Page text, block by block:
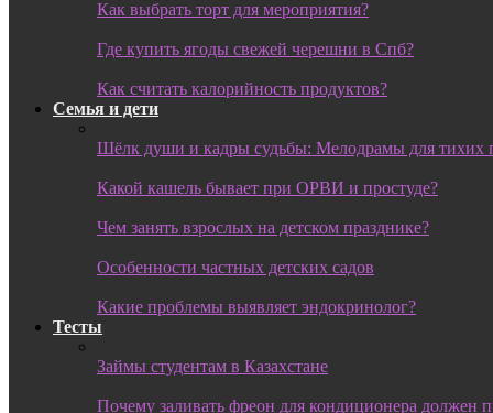
Как выбрать торт для мероприятия?
Где купить ягоды свежей черешни в Спб?
Как считать калорийность продуктов?
Семья и дети
Шёлк души и кадры судьбы: Мелодрамы для тихих
Какой кашель бывает при ОРВИ и простуде?
Чем занять взрослых на детском празднике?
Особенности частных детских садов
Какие проблемы выявляет эндокринолог?
Тесты
Займы студентам в Казахстане
Почему заливать фреон для кондиционера должен